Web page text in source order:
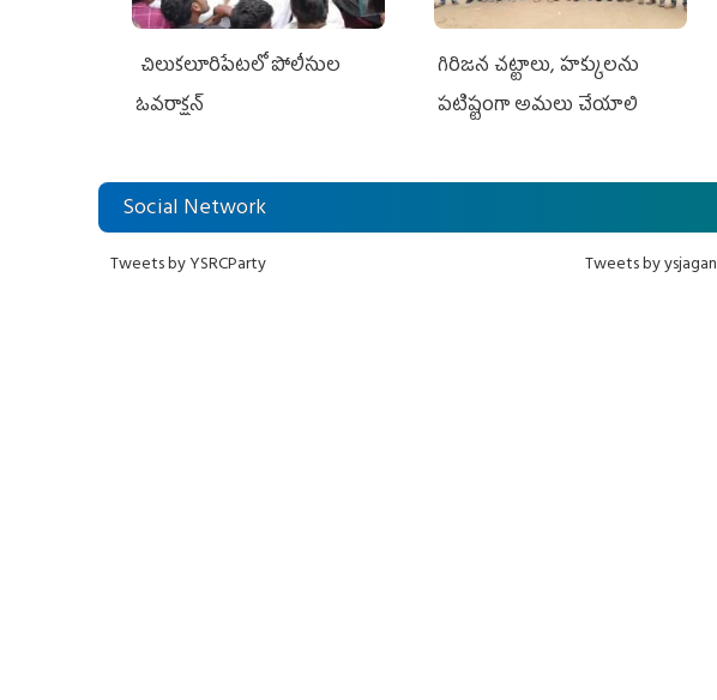
చిలుక‌లూరిపేట‌లో పోలీసుల
ఓవ‌రాక్ష‌న్‌
గిరిజన చట్టాలు, హక్కులను
పటిష్టంగా అమలు చేయాలి
Social Network
Tweets by YSRCParty Tweets by ysjagan